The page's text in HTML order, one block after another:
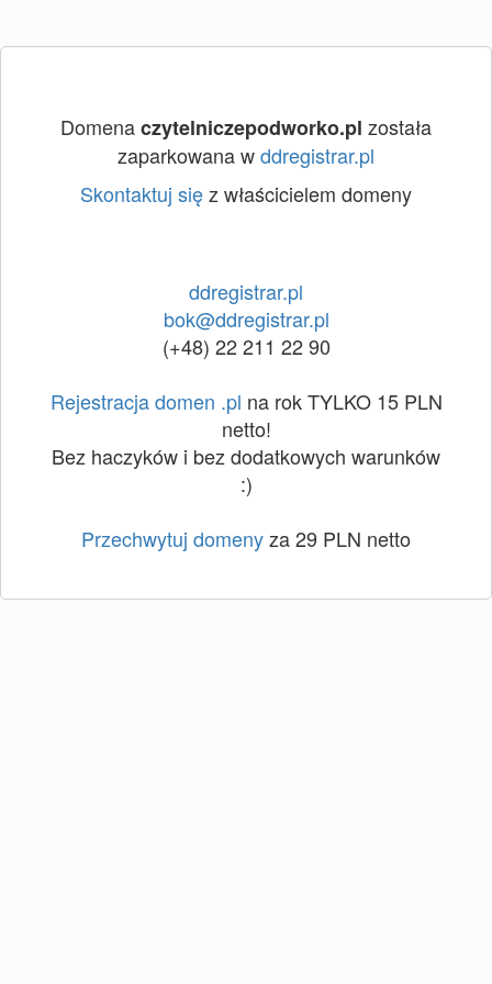
Domenaczytelniczepodworko.pl została
zaparkowana wddregistrar.pl
Skontaktuj sięz właścicielem domeny
ddregistrar.pl
bok@ddregistrar.pl
(+48) 22 211 22 90
Rejestracja domen .pl na rok TYLKO 15 PLN
netto!
Bez haczyków i bez dodatkowych warunków
:)
Przechwytuj domenyza 29 PLN netto